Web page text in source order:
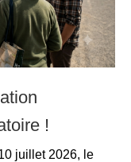
!
juillet 2026, le